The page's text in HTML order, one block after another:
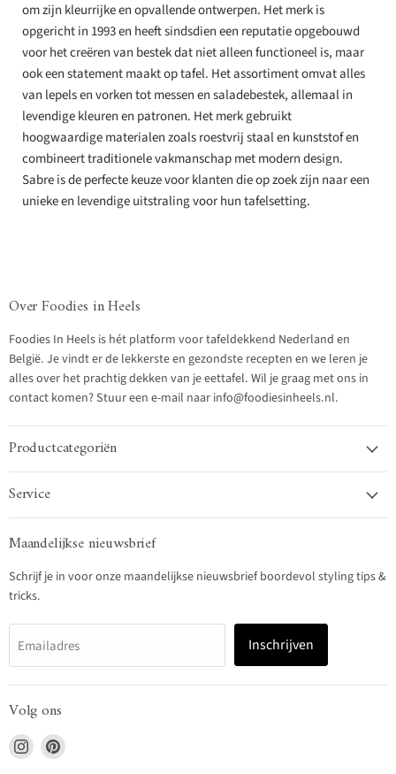
om zijn kleurrijke en opvallende ontwerpen. Het merk is
opgericht in 1993 en heeft sindsdien een reputatie opgebouwd
voor het creëren van bestek dat niet alleen functioneel is, maar
ook een statement maakt op tafel. Het assortiment omvat alles
van lepels en vorken tot messen en saladebestek, allemaal in
levendige kleuren en patronen. Het merk gebruikt
hoogwaardige materialen zoals roestvrij staal en kunststof en
combineert traditionele vakmanschap met modern design.
Sabre is de perfecte keuze voor klanten die op zoek zijn naar een
unieke en levendige uitstraling voor hun tafelsetting.
Over Foodies in Heels
Foodies In Heels is hét platform voor tafeldekkend Nederland en
België. Je vindt er de lekkerste en gezondste recepten en we leren je
alles over het prachtig dekken van je eettafel. Wil je graag met ons in
contact komen? Stuur een e-mail naar info@foodiesinheels.nl.
Productcategoriën
Service
Maandelijkse nieuwsbrief
Schrijf je in voor onze maandelijkse nieuwsbrief boordevol styling tips &
tricks.
Emailadres Inschrijven
Volg ons
Vind
ons
Vind